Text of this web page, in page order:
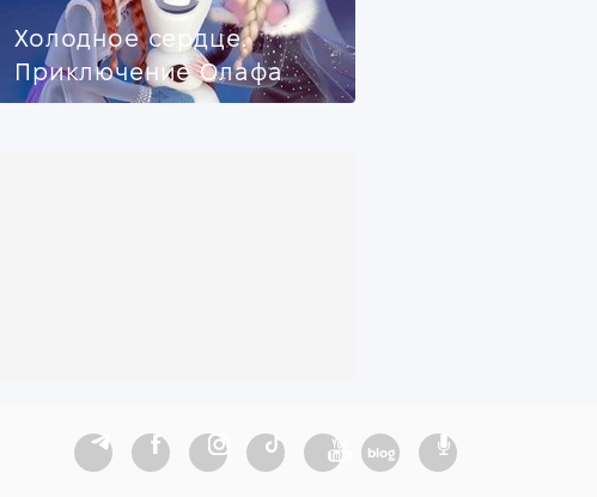
Холодное сердце.
Приключение Олафа
blog